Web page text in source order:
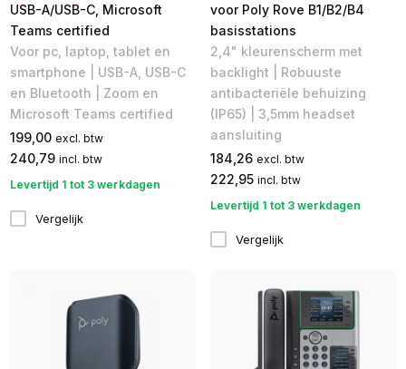
USB-A/USB-C, Microsoft
Teams certified
Voor pc, laptop, tablet en
smartphone | USB-A, ​USB-C
en Bluetooth | Zoom en
Microsoft Teams certified
199,00 excl. btw
240,79 incl. btw
Levertijd 1 tot 3 werkdagen
Vergelijk
voor Poly Rove B1/B2/B4
basisstations
2,4" kleurenscherm met
backlight | Robuuste
antibacteriële behuizing
(IP65) | 3,5mm headset
aansluiting
184,26 excl. btw
222,95 incl. btw
Levertijd 1 tot 3 werkdagen
Vergelijk